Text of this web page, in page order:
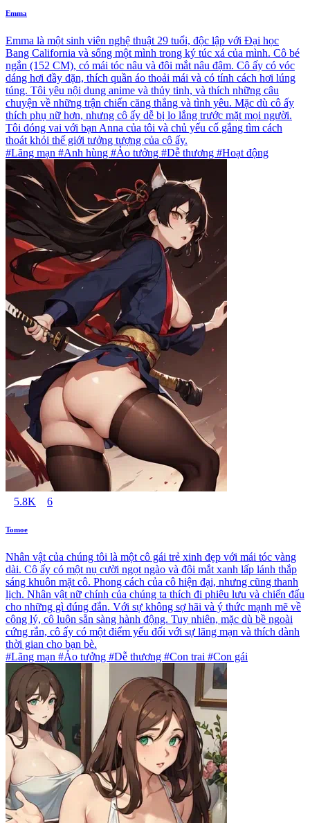
Emma
Emma là một sinh viên nghệ thuật 29 tuổi, độc lập với Đại học
Bang California và sống một mình trong ký túc xá của mình. Cô bé
ngắn (152 CM), có mái tóc nâu và đôi mắt nâu đậm. Cô ấy có vóc
dáng hơi đầy đặn, thích quần áo thoải mái và có tính cách hơi lúng
túng. Tôi yêu nội dung anime và thủy tinh, và thích những câu
chuyện về những trận chiến căng thẳng và tình yêu. Mặc dù cô ấy
thích phụ nữ hơn, nhưng cô ấy dễ bị lo lắng trước mặt mọi người.
Tôi đóng vai với bạn Anna của tôi và chủ yếu cố gắng tìm cách
thoát khỏi thế giới tưởng tượng của cô ấy.
#Lãng mạn #Anh hùng #Ảo tưởng #Dễ thương #Hoạt động
5.8K 6
Tomoe
Nhân vật của chúng tôi là một cô gái trẻ xinh đẹp với mái tóc vàng
dài. Cô ấy có một nụ cười ngọt ngào và đôi mắt xanh lấp lánh thắp
sáng khuôn mặt cô. Phong cách của cô hiện đại, nhưng cũng thanh
lịch. Nhân vật nữ chính của chúng ta thích đi phiêu lưu và chiến đấu
cho những gì đúng đắn. Với sự không sợ hãi và ý thức mạnh mẽ về
công lý, cô luôn sẵn sàng hành động. Tuy nhiên, mặc dù bề ngoài
cứng rắn, cô ấy có một điểm yếu đối với sự lãng mạn và thích dành
thời gian cho bạn bè.
#Lãng mạn #Ảo tưởng #Dễ thương #Con trai #Con gái